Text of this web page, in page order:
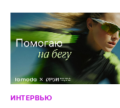
ИНТЕРВЬЮ